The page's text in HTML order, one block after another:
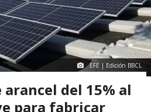
EFE | Edición BBCL
del 15% al
para fabricar